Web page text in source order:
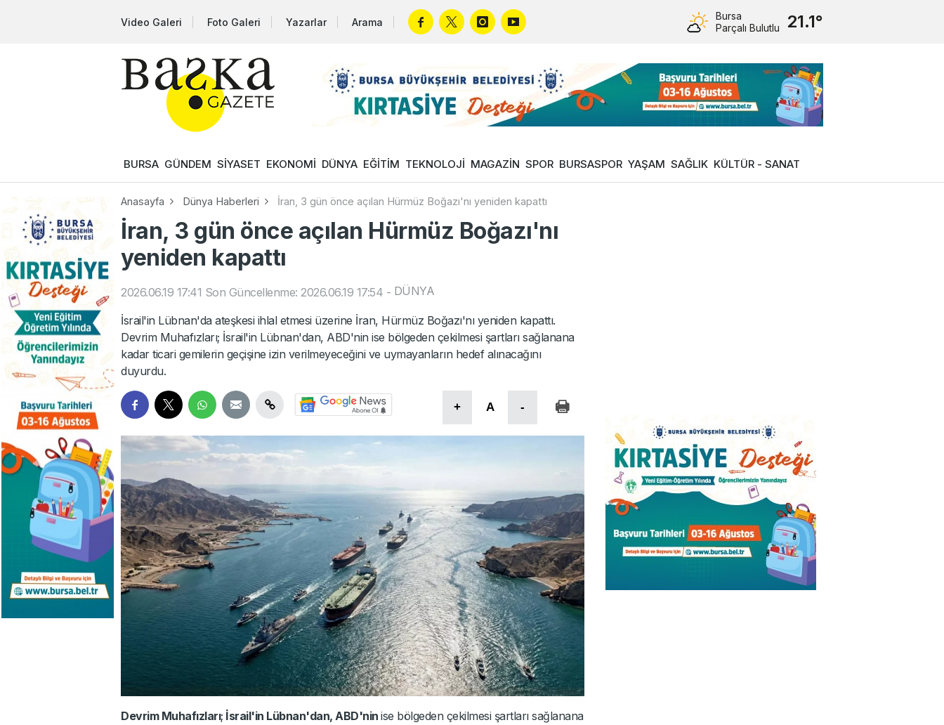
Video Galeri Foto Galeri Yazarlar Arama
Bursa
Parçalı Bulutlu
21.1°
BURSA GÜNDEM SİYASET EKONOMİ DÜNYA EĞİTİM TEKNOLOJİ MAGAZİN SPOR BURSASPOR YAŞAM SAĞLIK KÜLTÜR - SANAT
Anasayfa Dünya Haberleri İran, 3 gün önce açılan Hürmüz Boğazı'nı yeniden kapattı
İran, 3 gün önce açılan Hürmüz Boğazı'nı
yeniden kapattı
2026.06.19 17:41 Son Güncellenme: 2026.06.19 17:54 - DÜNYA
İsrail'in Lübnan'da ateşkesi ihlal etmesi üzerine İran, Hürmüz Boğazı'nı yeniden kapattı.
Devrim Muhafızları; İsrail'in Lübnan'dan, ABD'nin ise bölgeden çekilmesi şartları sağlanana
kadar ticari gemilerin geçişine izin verilmeyeceğini ve uymayanların hedef alınacağını
duyurdu.
+ A -
Devrim Muhafızları; İsrail'in Lübnan'dan, ABD'nin ise bölgeden çekilmesi şartları sağlanana